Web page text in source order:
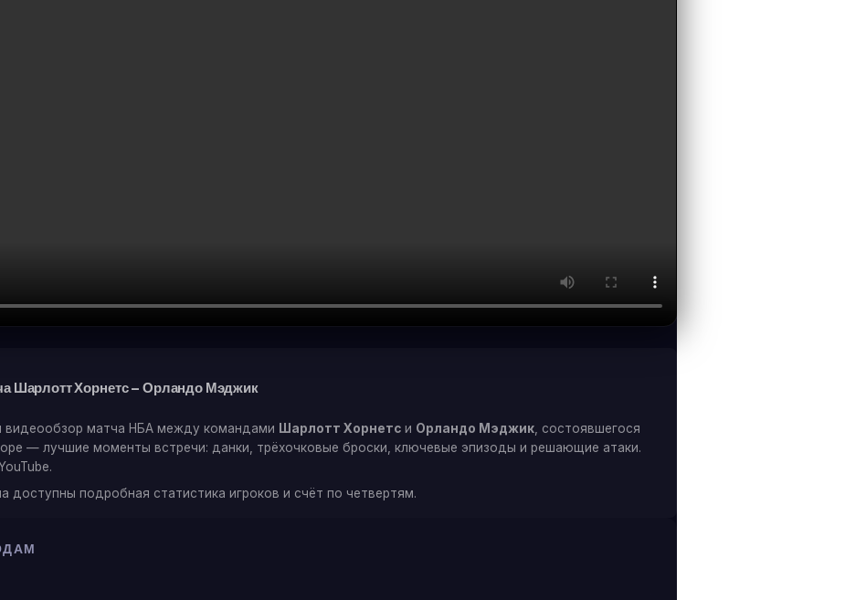
Шарлотт Хорнетс — Орландо Мэджик
видеообзор матча НБА между командами Шарлотт Хорнетс и Орландо Мэджик , состоявшегося
— лучшие моменты встречи: данки, трёхочковые броски, ключевые эпизоды и решающие атаки.
доступны подробная статистика игроков и счёт по четвертям.